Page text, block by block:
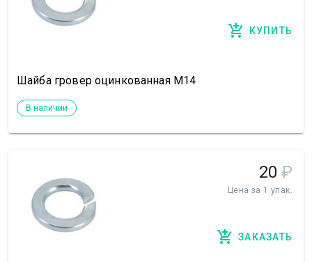
КУПИТЬ
Шайба гровер оцинкованная М14
В наличии
20 ₽
Цена за 1 упак.
ЗАКАЗАТЬ